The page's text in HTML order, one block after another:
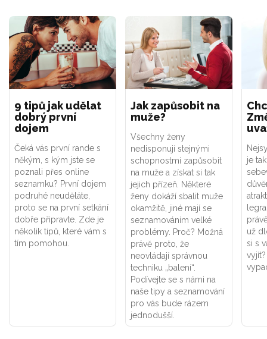
9 tipů jak udělat
dobrý první
dojem
Čeká vás první rande s
někým, s kým jste se
poznali přes online
seznamku? První dojem
podruhé neuděláte,
proto se na první setkání
dobře připravte. Zde je
několik tipů, které vám s
tím pomohou.
Jak zapůsobit na
muže?
Všechny ženy
nedisponují stejnými
schopnostmi zapůsobit
na muže a získat si tak
jejich přízeň. Některé
ženy dokáží sbalit muže
okamžitě, jiné mají se
seznamováním velké
problémy. Proč? Možná
právě proto, že
neovládají správnou
techniku „balení“.
Podívejte se s námi na
naše tipy a seznamování
pro vás bude rázem
jednodušší.
je
už
si s